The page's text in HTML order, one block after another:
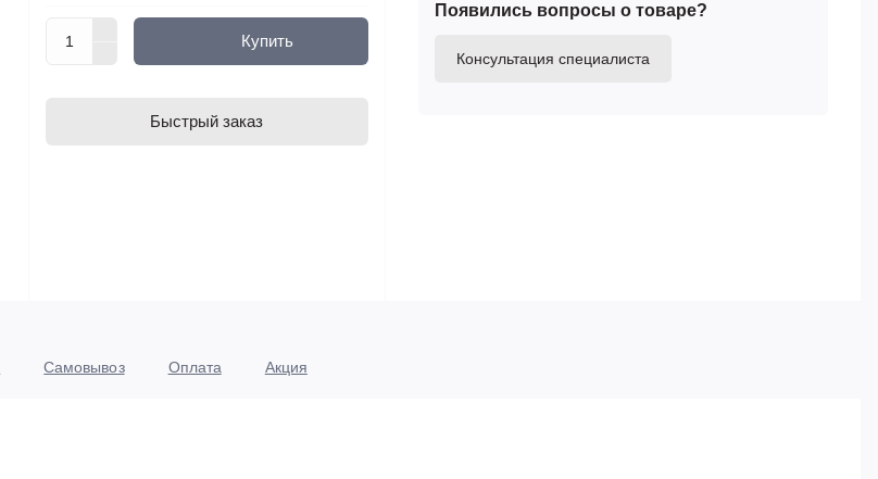
Купить
Быстрый заказ
Появились вопросы о товаре?
Консультация специалиста
Самовывоз Оплата Акция